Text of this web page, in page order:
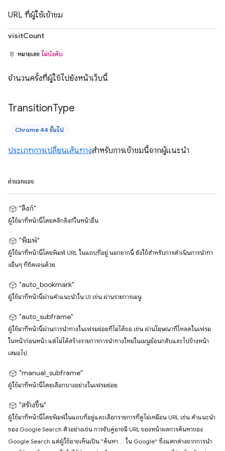
URL ที่ผู้ใช้เข้าชม
visitCount
หมายเลข ไม่บังคับ
จำนวนครั้งที่ผู้ใช้ไปยังหน้าเว็บนี้
TransitionType
Chrome 44 ขึ้นไป
ประเภทการเปลี่ยนเส้นทางสำหรับการเข้าชมนี้จากผู้แนะนำ
ค่าแจกแจง
"ลิงก์"
ผู้ใช้มาที่หน้านี้โดยคลิกลิงก์ในหน้าอื่น
"พิมพ์"
ผู้ใช้มาที่หน้านี้โดยพิมพ์ URL ในแถบที่อยู่ นอกจากนี้ ยังใช้สำหรับการดำเนินการนำทา
งอื่นๆ ที่ชัดเจนด้วย
"auto_bookmark"
ผู้ใช้มาที่หน้านี้ผ่านคำแนะนำใน UI เช่น ผ่านรายการเมนู
"auto_subframe"
ผู้ใช้มาที่หน้านี้ผ่านการนำทางในเฟรมย่อยที่ไม่ได้ขอ เช่น ผ่านโฆษณาที่โหลดในเฟรม
ในหน้าก่อนหน้า แต่ไม่ได้สร้างรายการการนำทางใหม่ในเมนูย้อนกลับและไปข้างหน้า
เสมอไป
"manual_subframe"
ผู้ใช้มาที่หน้านี้โดยเลือกบางอย่างในเฟรมย่อย
"สร้างขึ้น"
ผู้ใช้มาที่หน้านี้โดยพิมพ์ในแถบที่อยู่และเลือกรายการที่ดูไม่เหมือน URL เช่น คำแนะนำ
ของ Google Search ตัวอย่างเช่น การจับคู่อาจมี URL ของหน้าผลการค้นหาของ
Google Search แต่ผู้ใช้อาจเห็นเป็น "ค้นหา ... ใน Google" ซึ่งแตกต่างจากการนำ